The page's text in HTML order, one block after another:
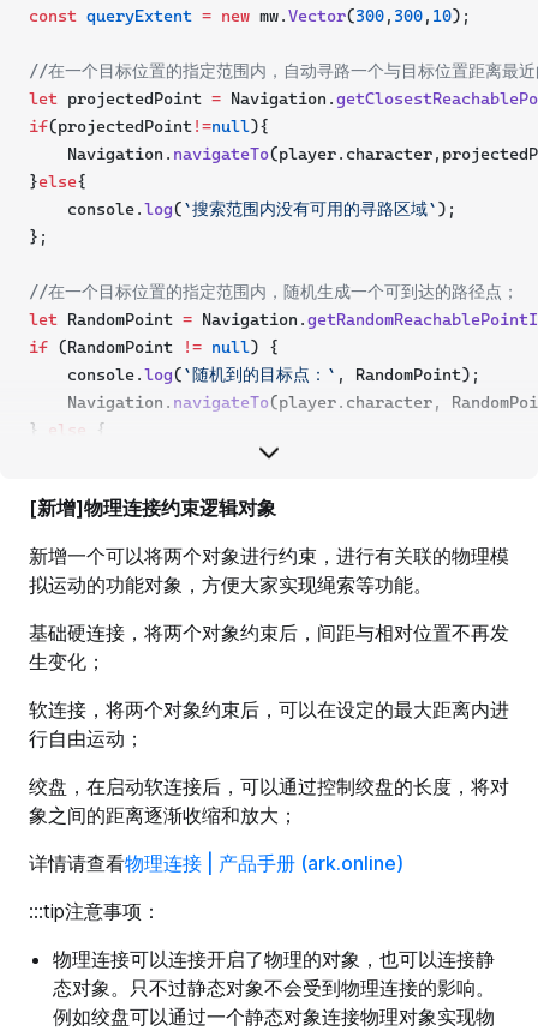
const queryExtent = new mw.Vector(300, 300, 10);
//在一个目标位置的指定范围内，自动寻路一个与目标位置距离最
let projectedPoint = Navigation.
if(projectedPoint!=null){
    Navigation.
navigateTo
}else{
    console.
log(`搜索范围内没有可用的寻路区域`);
};
//在一个目标位置的指定范围内，随机生成一个可到达的路径点；
let RandomPoint = Navigation.
if (RandomPoint != null) {
    console.
log(`随机到的目标点：` , RandomPoint);
    Navigation.
navigateTo(player.character,
}
else
{
`随机出的位置无法到达`
if(Navigation. navigationRaycast
    console.
log( `导航路径上存在障碍，不可到达`
}else {
    console.
[新增]物理连接约束逻辑对象
新增一个可以将两个对象进行约束，进行有关联的物理模
拟运动的功能对象，方便大家实现绳索等功能。
基础硬连接，将两个对象约束后，间距与相对位置不再发
生变化；
软连接，将两个对象约束后，可以在设定的最大距离内进
行自由运动；
绞盘，在启动软连接后，可以通过控制绞盘的长度，将对
象之间的距离逐渐收缩和放大；
详情请查看物理连接 | 产品手册 (ark.online)
:::tip注意事项：
物理连接可以连接开启了物理的对象，也可以连接静
态对象。只不过静态对象不会受到物理连接的影响。
例如绞盘可以通过一个静态对象连接物理对象实现物